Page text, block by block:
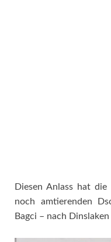
Diesen Anlass hat
noch amtierenden
Bagci – nach